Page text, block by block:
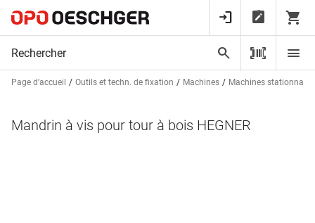
Page d’accueil Outils et techn. de fixation Machines Machines
Mandrin à vis pour tour à bois HEGNER